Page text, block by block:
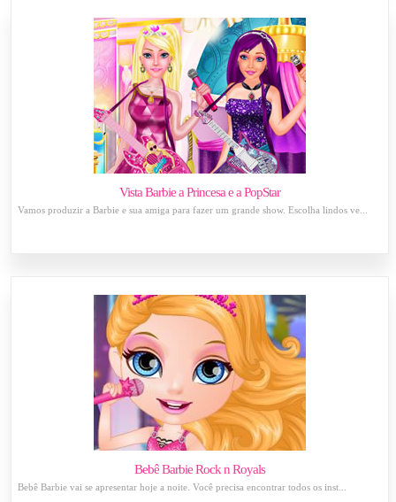
Vista Barbie a Princesa e a PopStar
Vamos produzir a Barbie e sua amiga para fazer um grande show. Escolha lindos ve...
Bebê Barbie Rock n Royals
Bebê Barbie vai se apresentar hoje a noite. Você precisa encontrar todos os inst...